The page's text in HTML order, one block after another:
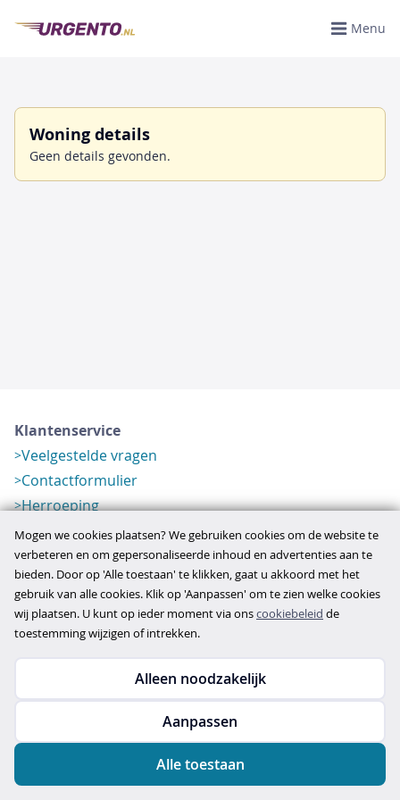
Menu
Woning details
Geen details gevonden.
Klantenservice
Veelgestelde vragen
Contactformulier
Herroeping
Over ons
Bedrijfsgegevens
Werkwijze
Overzichten
Verlopen aanbod
Copyright © 2026
privacy- en cookiebeleid
Mogen we cookies plaatsen? We gebruiken cookies om de website te
verbeteren en om gepersonaliseerde inhoud en advertenties aan te
bieden. Door op 'Alle toestaan' te klikken, gaat u akkoord met het
gebruik van alle cookies. Klik op 'Aanpassen' om te zien welke cookies
wij plaatsen. U kunt op ieder moment via onscookiebeleid de
toestemming wijzigen of intrekken.
Alleen noodzakelijk
Aanpassen
Alle toestaan